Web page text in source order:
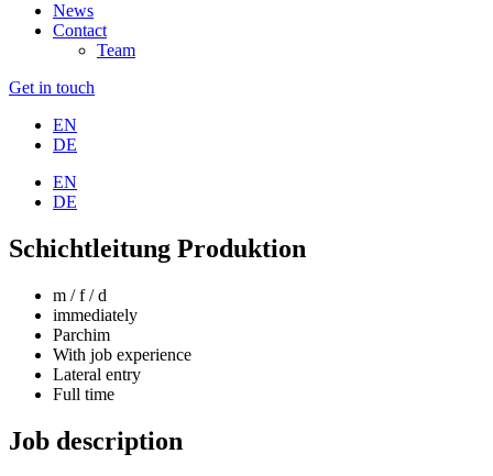
News
Contact
Team
Get in touch
EN
DE
EN
DE
Schichtleitung Produktion
m / f / d
immediately
Parchim
With job experience
Lateral entry
Full time
Job description